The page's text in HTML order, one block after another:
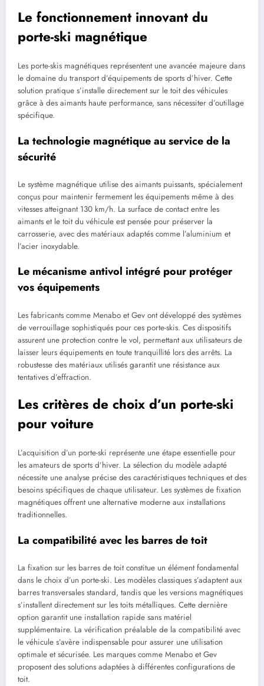
Le fonctionnement innovant du
porte-ski magnétique
Les porte-skis magnétiques représentent une avancée majeure dans
le domaine du transport d’équipements de sports d’hiver. Cette
solution pratique s’installe directement sur le toit des véhicules
grâce à des aimants haute performance, sans nécessiter d’outillage
spécifique.
La technologie magnétique au service de la
sécurité
Le système magnétique utilise des aimants puissants, spécialement
conçus pour maintenir fermement les équipements même à des
vitesses atteignant 130 km/h. La surface de contact entre les
aimants et le toit du véhicule est pensée pour préserver la
carrosserie, avec des matériaux adaptés comme l’aluminium et
l’acier inoxydable.
Le mécanisme antivol intégré pour protéger
vos équipements
Les fabricants comme Menabo et Gev ont développé des systèmes
de verrouillage sophistiqués pour ces porte-skis. Ces dispositifs
assurent une protection contre le vol, permettant aux utilisateurs de
laisser leurs équipements en toute tranquillité lors des arrêts. La
robustesse des matériaux utilisés garantit une résistance aux
tentatives d’effraction.
Les critères de choix d’un porte-ski
pour voiture
L’acquisition d’un porte-ski représente une étape essentielle pour
les amateurs de sports d’hiver. La sélection du modèle adapté
nécessite une analyse précise des caractéristiques techniques et des
besoins spécifiques de chaque utilisateur. Les systèmes de fixation
magnétiques offrent une alternative moderne aux installations
traditionnelles.
La compatibilité avec les barres de toit
La fixation sur les barres de toit constitue un élément fondamental
dans le choix d’un porte-ski. Les modèles classiques s’adaptent aux
barres transversales standard, tandis que les versions magnétiques
s’installent directement sur les toits métalliques. Cette dernière
option garantit une installation rapide sans matériel
supplémentaire. La vérification préalable de la compatibilité avec
le véhicule s’avère indispensable pour assurer une utilisation
optimale et sécurisée. Les marques comme Menabo et Gev
proposent des solutions adaptées à différentes configurations de
toit.